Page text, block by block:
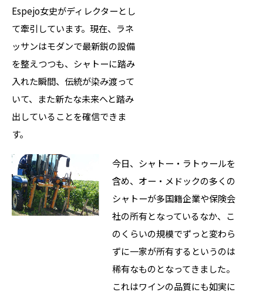
Espejo女史がディレクターとし
て牽引しています。現在、ラネ
ッサンはモダンで最新鋭の設備
を整えつつも、シャトーに踏み
入れた瞬間、伝統が染み渡って
いて、また新たな未来へと踏み
出していることを確信できま
す。
今日、シャトー・ラトゥールを
含め、オー・メドックの多くの
シャトーが多国籍企業や保険会
社の所有となっているなか、こ
のくらいの規模でずっと変わら
ずに一家が所有するというのは
稀有なものとなってきました。
これはワインの品質にも如実に